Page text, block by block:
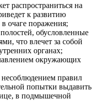
распространиться на
к развитию
в очаге поражения;
обусловленные
что влечет за собой
органах;
окружающих
правил
попытки выдавить
в подмышечной